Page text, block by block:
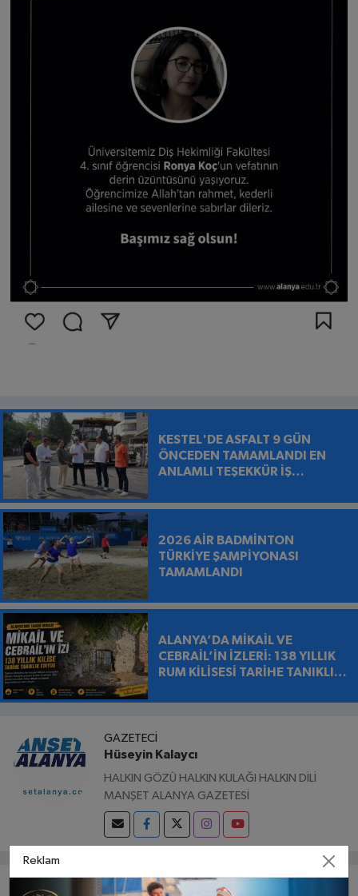
KESTEL'DE ASFALT 9 GÜN
ÖNCEDEN TAMAMLANDI EN
ANLAMLI TEŞEKKÜR İŞ
BIRAKILDI
2026 AİR BADMİNTON
TÜRKİYE ŞAMPİYONASI
TAMAMLANDI
ALANYA’DA MİKAİL VE
CEBRAİL’İN İZLERİ: 138 YILLIK
RUM KİLİSESİ TARİHE TANIKLIK
GAZETECI
Hüseyin Kalaycı
HALKIN GÖZÜ HALKIN KULAĞI HALKIN DİLİ
MANŞET ALANYA GAZETESİ
Bunlar da ilginizi çekebilir
Reklam